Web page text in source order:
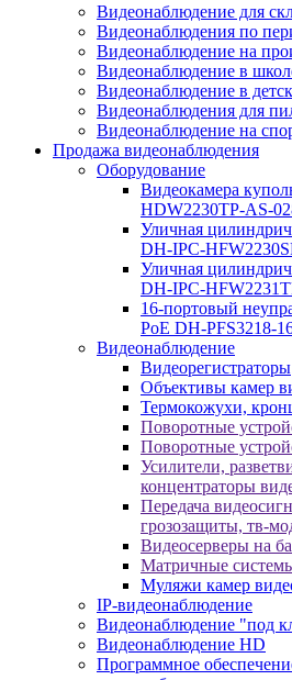
Видеонаблюдение для
Видеонаблюдения по
Видеонаблюдение на
Видеонаблюдение в
Видеонаблюдение в
Видеонаблюдения для
Видеонаблюдение на
Продажа видеонаблюдения
Оборудование
Видеокамера
HDW2230TP-AS-
Уличная
DH-IPC-
Уличная
DH-IPC-
16-портовый
РоЕ DH-PFS3218-
Видеонаблюдение
Видеорегистраторы
Объективы камер
Термокожухи,
Поворотные
Поворотные
Усилители,
концентраторы
Передача
грозозащиты, тв-
Видеосерверы на
Матричные
Муляжи камер
IP-видеонаблюдение
Видеонаблюдение "под
Видеонаблюдение HD
Программное